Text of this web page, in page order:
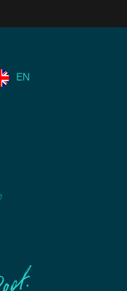
EN